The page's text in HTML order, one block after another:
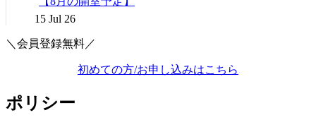
15 Jul 26
＼会員登録無料／
初めての方/お申し込みはこちら
ポリシー